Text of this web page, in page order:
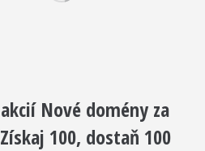
Nové domény za
100, dostaň 100